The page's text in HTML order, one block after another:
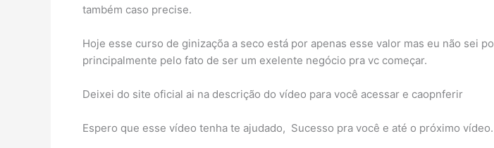
também caso precise.
Hoje esse curso de ginizaçõa a seco está por apenas esse valor mas eu não sei
principalmente pelo fato de ser um exelente negócio pra vc começar.
Deixei do site oficial ai na descrição do vídeo para você acessar e caopnferir
Espero que esse vídeo tenha te ajudado, Sucesso pra você e até o próximo vídeo.